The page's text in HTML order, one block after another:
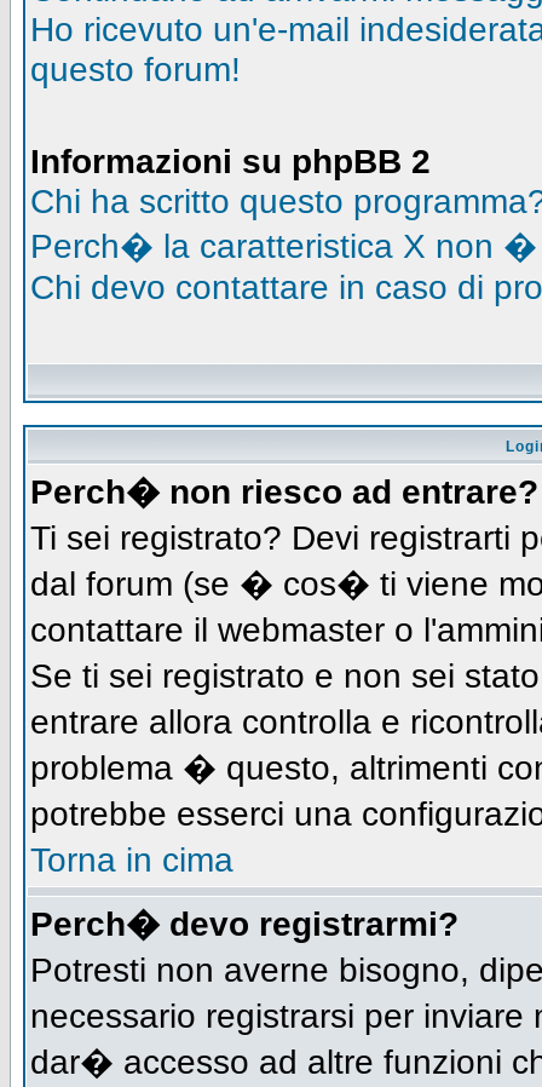
Ho ricevuto un'e-mail
questo forum!
Informazioni su phpBB 2
Chi ha scritto questo
Perch� la caratteristica X non �
Chi devo contattare in caso di
Perch� non riesco ad entrare?
Ti sei registrato? Devi registrarti
dal forum (se � cos� ti viene
contattare il webmaster o
Se ti sei registrato e non sei
entrare allora controlla e
problema � questo, altrimenti
potrebbe esserci una
Torna in cima
Perch� devo registrarmi?
Potresti non averne bisogno,
necessario registrarsi per
dar� accesso ad altre funzioni